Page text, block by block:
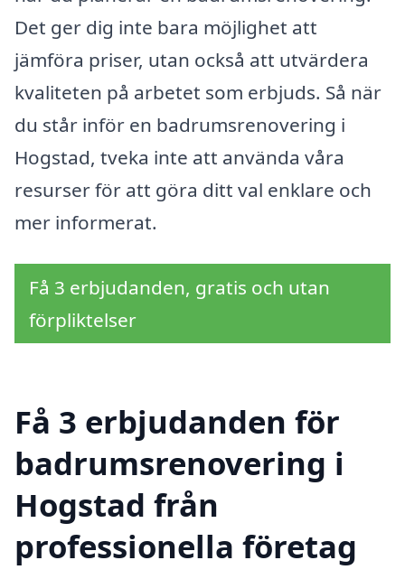
Det ger dig inte bara möjlighet att
jämföra priser, utan också att utvärdera
kvaliteten på arbetet som erbjuds. Så när
du står inför en badrumsrenovering i
Hogstad, tveka inte att använda våra
resurser för att göra ditt val enklare och
mer informerat.
Få 3 erbjudanden, gratis och utan
förpliktelser
Få 3 erbjudanden för
badrumsrenovering i
Hogstad från
professionella företag